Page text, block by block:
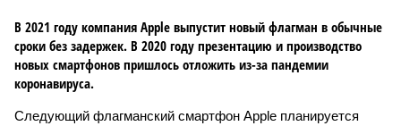
В 2021 году компания Apple выпустит новый флагман в обычные
сроки без задержек. В 2020 году презентацию и производство
новых смартфонов пришлось отложить из-за пандемии
коронавируса.
Следующий флагманский смартфон Apple планируется